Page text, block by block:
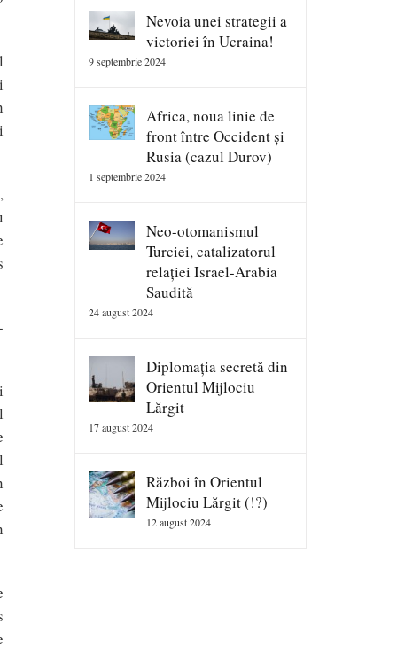
Nevoia unei strategii a
victoriei în Ucraina!
9 septembrie 2024
Africa, noua linie de
front între Occident și
Rusia (cazul Durov)
1 septembrie 2024
Neo-otomanismul
Turciei, catalizatorul
relației Israel-Arabia
Saudită
24 august 2024
Diplomația secretă din
Orientul Mijlociu
Lărgit
17 august 2024
Război în Orientul
Mijlociu Lărgit (!?)
12 august 2024